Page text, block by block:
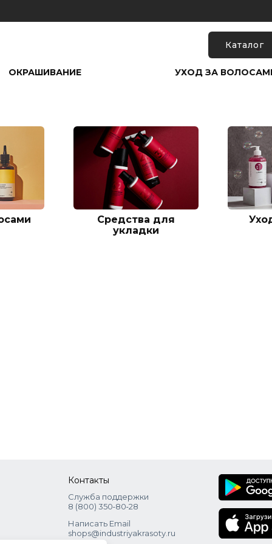
Каталог
ОКРАШИВАНИЕ УХОД ЗА
Средства для
укладки
Контакты
Служба поддержки
8 (800) 350‑80‑28
Написать Email
shops@industriyakrasoty.ru